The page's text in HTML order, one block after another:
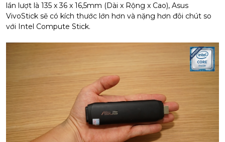
lần lượt là 135 x 36 x 16,5mm (Dài x Rộng x Cao), Asus
VivoStick sẽ có kích thước lớn hơn và nặng hơn đôi chút so
với Intel Compute Stick.